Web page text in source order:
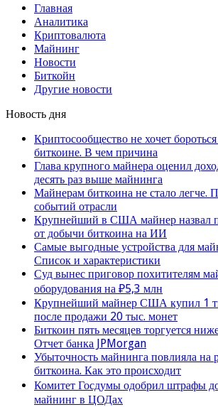
Главная
Аналитика
Криптовалюта
Майнинг
Новости
Биткойн
Другие новости
Новость дня
Криптосообщество не хочет
биткоине. В чем причина
Глава крупного майнера оценил
десять раз выше майнинга
Майнерам биткоина не стало легче.
событий отрасли
Крупнейший в США майнер назвал
от добычи биткоина на ИИ
Самые выгодные устройства для
Список и характеристики
Суд вынес приговор похитителям
оборудования на ₽5,3 млн
Крупнейший майнер США купил 1
после продажи 20 тыс. монет
Биткоин пять месяцев торгуется
Отчет банка JPMorgan
Убыточность майнинга повлияла на
биткоина. Как это происходит
Комитет Госдумы одобрил штрафы
майнинг в ЦОДах